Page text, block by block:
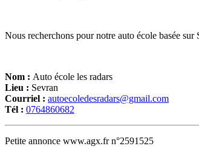
Nous recherchons pour notre auto école basée
Nom : Auto école les radars
Lieu : Sevran
Courriel : autoecoledesradars@gmail.com
Tél : 0764860682
Petite annonce www.agx.fr n°2591525